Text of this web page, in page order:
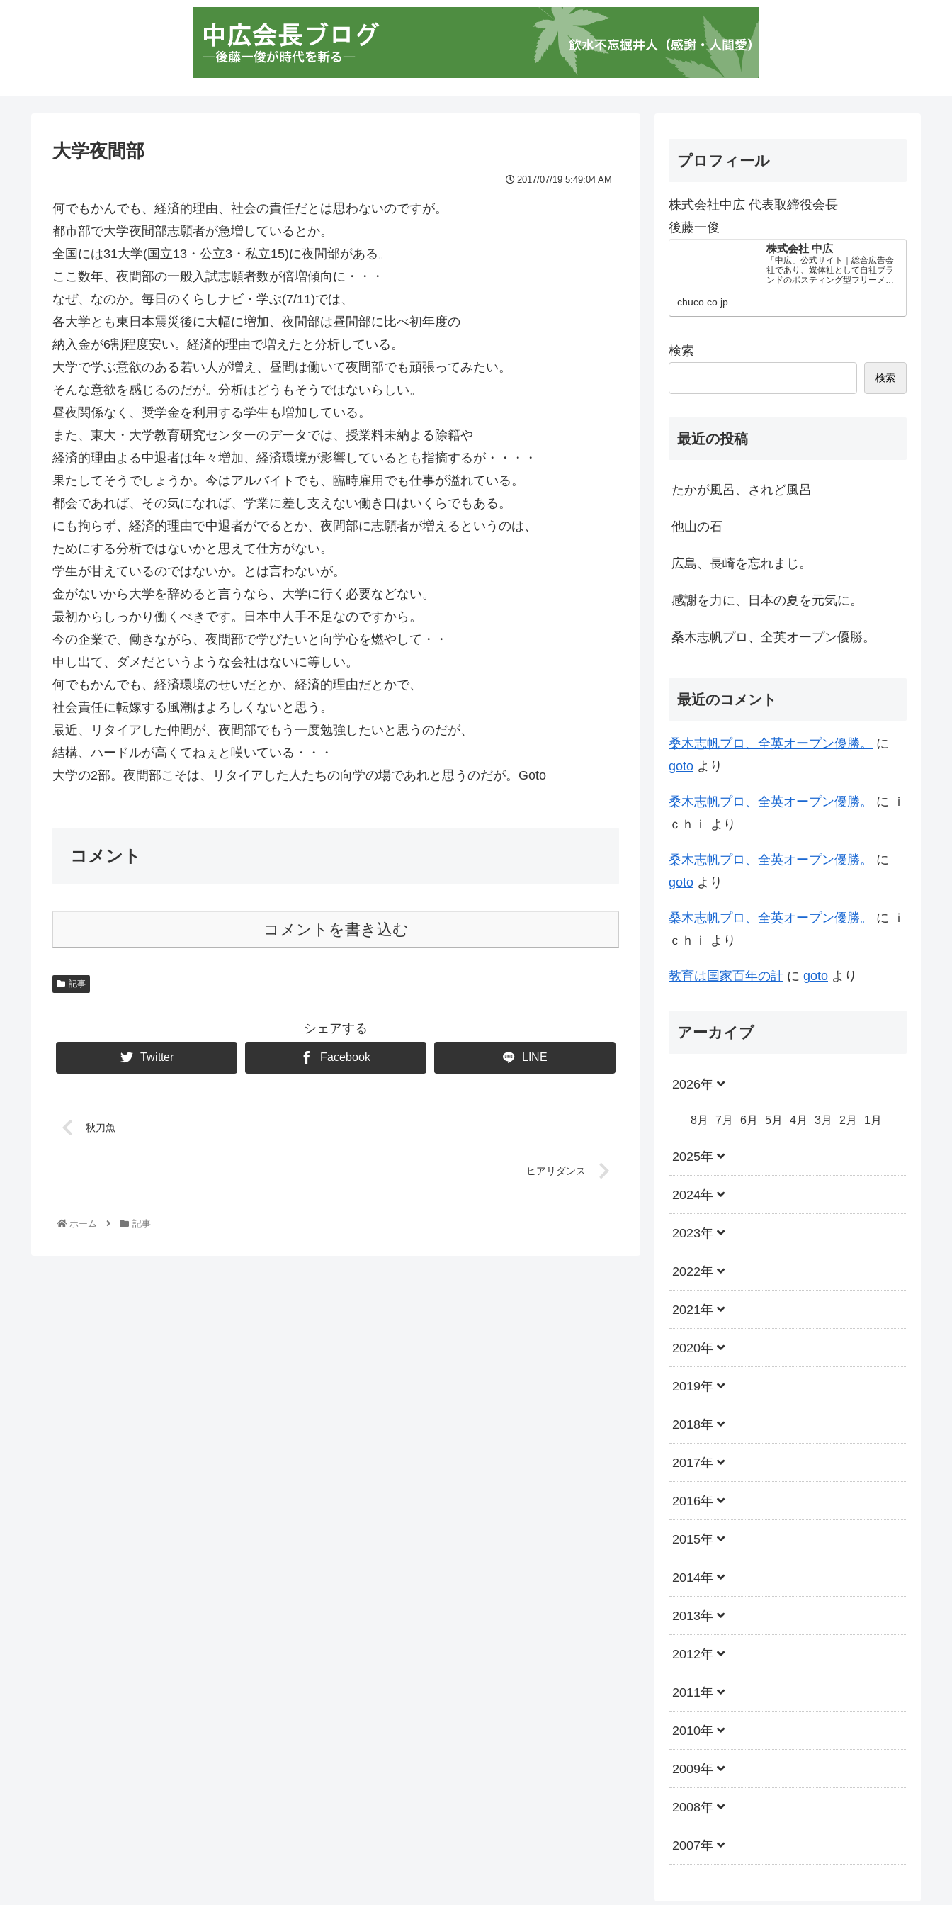
大学夜間部
2017/07/19 5:49:04 AM
何でもかんでも、経済的理由、社会の責任だとは思わないのですが。
都市部で大学夜間部志願者が急増しているとか。
全国には31大学(国立13・公立3・私立15)に夜間部がある。
ここ数年、夜間部の一般入試志願者数が倍増傾向に・・・
なぜ、なのか。毎日のくらしナビ・学ぶ(7/11)では、
各大学とも東日本震災後に大幅に増加、夜間部は昼間部に比べ初年度の
納入金が6割程度安い。経済的理由で増えたと分析している。
大学で学ぶ意欲のある若い人が増え、昼間は働いて夜間部でも頑張ってみたい。
そんな意欲を感じるのだが。分析はどうもそうではないらしい。
昼夜関係なく、奨学金を利用する学生も増加している。
また、東大・大学教育研究センターのデータでは、授業料未納よる除籍や
経済的理由よる中退者は年々増加、経済環境が影響しているとも指摘するが・・・・
果たしてそうでしょうか。今はアルバイトでも、臨時雇用でも仕事が溢れている。
都会であれば、その気になれば、学業に差し支えない働き口はいくらでもある。
にも拘らず、経済的理由で中退者がでるとか、夜間部に志願者が増えるというのは、
ためにする分析ではないかと思えて仕方がない。
学生が甘えているのではないか。とは言わないが。
金がないから大学を辞めると言うなら、大学に行く必要などない。
最初からしっかり働くべきです。日本中人手不足なのですから。
今の企業で、働きながら、夜間部で学びたいと向学心を燃やして・・
申し出て、ダメだというような会社はないに等しい。
何でもかんでも、経済環境のせいだとか、経済的理由だとかで、
社会責任に転嫁する風潮はよろしくないと思う。
最近、リタイアした仲間が、夜間部でもう一度勉強したいと思うのだが、
結構、ハードルが高くてねぇと嘆いている・・・
大学の2部。夜間部こそは、リタイアした人たちの向学の場であれと思うのだが。Goto
コメント
コメントを書き込む
記事
シェアする
Twitter Facebook LINE
秋刀魚
ヒアリダンス
ホーム 記事
プロフィール
株式会社中広 代表取締役会長
後藤一俊
株式会社 中広
「中広」公式サイト｜総合広告会
社であり、媒体社として自社ブラ
ンドのポスティング型フリーメデ
chuco.co.jp
検索
検索
最近の投稿
たかが風呂、されど風呂
他山の石
広島、長崎を忘れまじ。
感謝を力に、日本の夏を元気に。
桑木志帆プロ、全英オープン優勝。
最近のコメント
桑木志帆プロ、全英オープン優勝。
に
goto より
桑木志帆プロ、全英オープン優勝。 に
ｉ
ｃｈｉ
より
桑木志帆プロ、全英オープン優勝。
に
goto より
桑木志帆プロ、全英オープン優勝。 に
ｉ
ｃｈｉ
より
教育は国家百年の計 に goto より
アーカイブ
2026年
8月 7月 6月 5月 4月 3月 2月 1月
2025年
2024年
2023年
2022年
2021年
2020年
2019年
2018年
2017年
2016年
2015年
2014年
2013年
2012年
2011年
2010年
2009年
2008年
2007年